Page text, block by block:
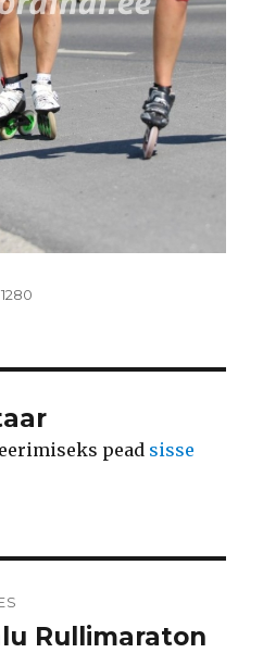
pead sisse
Rullimaraton